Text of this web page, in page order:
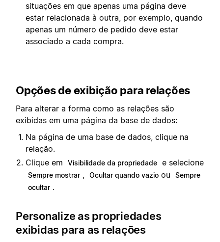
situações em que apenas uma página deve
estar relacionada à outra, por exemplo, quando
apenas um número de pedido deve estar
associado a cada compra.
Opções de exibição para relações
Para alterar a forma como as relações são
exibidas em uma página da base de dados:
Na página de uma base de dados, clique na
relação.
Clique em
Visibilidade da propriedade e selecione
Sempre mostrar , Ocultar quando vazio ou
Sempre
ocultar .
Personalize as propriedades
exibidas para as relações